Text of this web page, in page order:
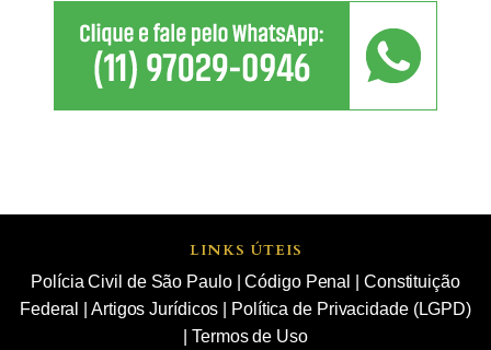
LINKS ÚTEIS
Polícia Civil de São Paulo|Código Penal
Constituição
Federal
Artigos Jurídicos
Política de Privacidade (LGPD)
|Termos de Uso